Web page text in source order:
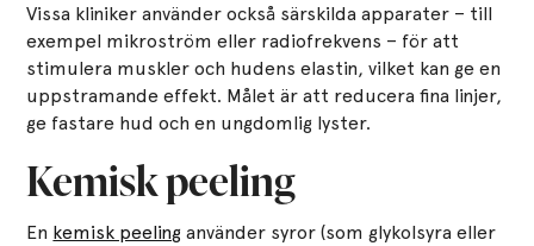
Vissa kliniker använder också särskilda apparater – till
exempel mikroström eller radiofrekvens – för att
stimulera muskler och hudens elastin, vilket kan ge en
uppstramande effekt. Målet är att reducera fina linjer,
ge fastare hud och en ungdomlig lyster.
Kemisk peeling
En kemisk peeling använder syror (som glykolsyra eller